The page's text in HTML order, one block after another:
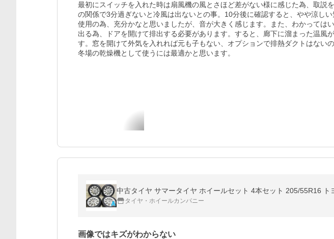
最初にスイッチを入れた時は扇風機の風とさほど差がない様に感じた為、取説
の関係で3分過ぎないと冷風は出ないとの事。10分後に確認すると、やや涼し
使用の為、充分かなと思いましたが、音が大きく感じます。また、わかっては
出る為、ドアを開けて排出する必要があります。すると、廊下に溜まった温風
す。窓を開けて外気を入れれば元も子もない、オプションで排熱ダクトはない
冬場の乾燥機として使うには最適かと思います。
中古タイヤ サマータイヤ ホイールセット 4本セット 205/55R16
タイヤ・ホイールカンパニー
画像ではキズがわからない